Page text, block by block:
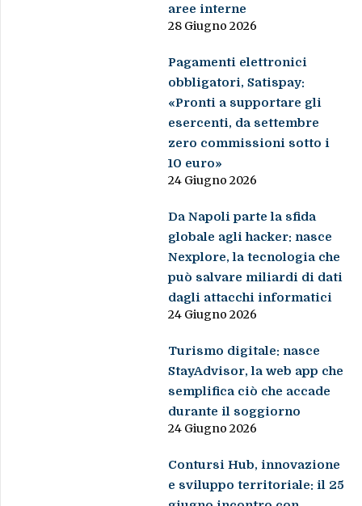
aree interne
28 Giugno 2026
Pagamenti elettronici
obbligatori, Satispay:
«Pronti a supportare gli
esercenti, da settembre
zero commissioni sotto i
10 euro»
24 Giugno 2026
Da Napoli parte la sfida
globale agli hacker: nasce
Nexplore, la tecnologia che
può salvare miliardi di dati
dagli attacchi informatici
24 Giugno 2026
Turismo digitale: nasce
StayAdvisor, la web app che
semplifica ciò che accade
durante il soggiorno
24 Giugno 2026
Contursi Hub, innovazione
e sviluppo territoriale: il 25